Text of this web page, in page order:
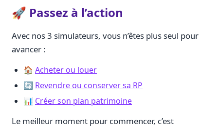
🚀 Passez à l’action
Avec nos 3 simulateurs, vous n’êtes plus seul pour
avancer :
🏠 Acheter ou louer
🔄 Revendre ou conserver sa RP
📊 Créer son plan patrimoine
Le meilleur moment pour commencer, c’est